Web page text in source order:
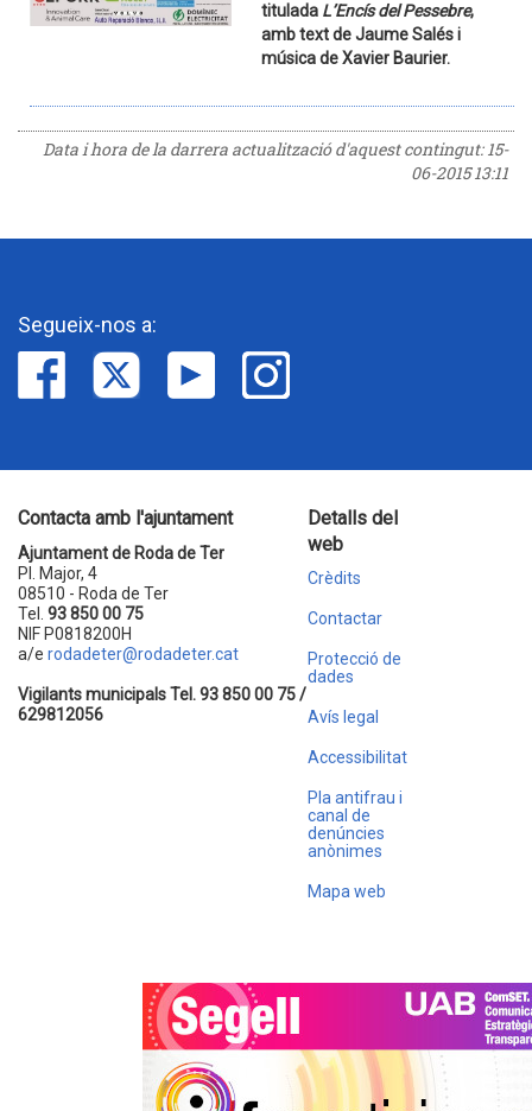
titulada L’Encís del Pessebre,
amb text de Jaume Salés i
música de Xavier Baurier.
Data i hora de la darrera actualització d'aquest contingut:15-
06-2015 13:11
Segueix-nos a:
Contacta amb l'ajuntament
Ajuntament de Roda de Ter
Pl. Major, 4
08510 - Roda de Ter
Tel. 93 850 00 75
NIF P0818200H
a/e rodadeter@rodadeter.cat
Vigilants municipals Tel. 93 850 00 75 /
629812056
Detalls del
web
Crèdits
Contactar
Protecció de
dades
Avís legal
Accessibilitat
Pla antifrau i
canal de
denúncies
anònimes
Mapa web